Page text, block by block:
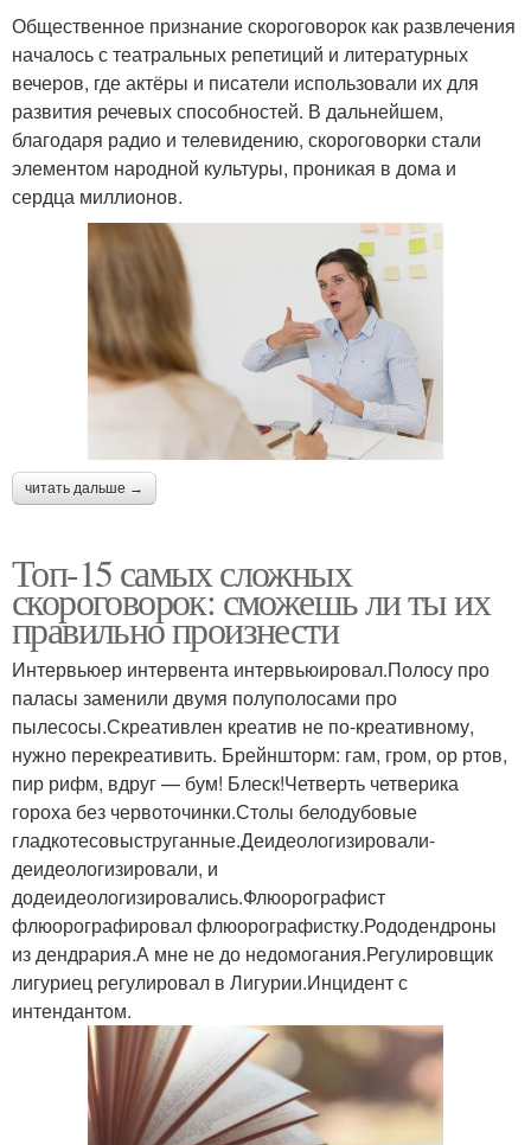
Общественное признание скороговорок как развлечения
началось с театральных репетиций и литературных
вечеров, где актёры и писатели использовали их для
развития речевых способностей. В дальнейшем,
благодаря радио и телевидению, скороговорки стали
элементом народной культуры, проникая в дома и
сердца миллионов.
читать дальше →
Топ-15 самых сложных
скороговорок: сможешь ли ты их
правильно произнести
Интервьюер интервента интервьюировал.Полосу про
паласы заменили двумя полуполосами про
пылесосы.Скреативлен креатив не по-креативному,
нужно перекреативить. Брейншторм: гам, гром, ор ртов,
пир рифм, вдруг — бум! Блеск!Четверть четверика
гороха без червоточинки.Столы белодубовые
гладкотесовыструганные.Деидеологизировали-
деидеологизировали, и
додеидеологизировались.Флюорографист
флюорографировал флюорографистку.Рододендроны
из дендрария.А мне не до недомогания.Регулировщик
лигуриец регулировал в Лигурии.Инцидент с
интендантом.